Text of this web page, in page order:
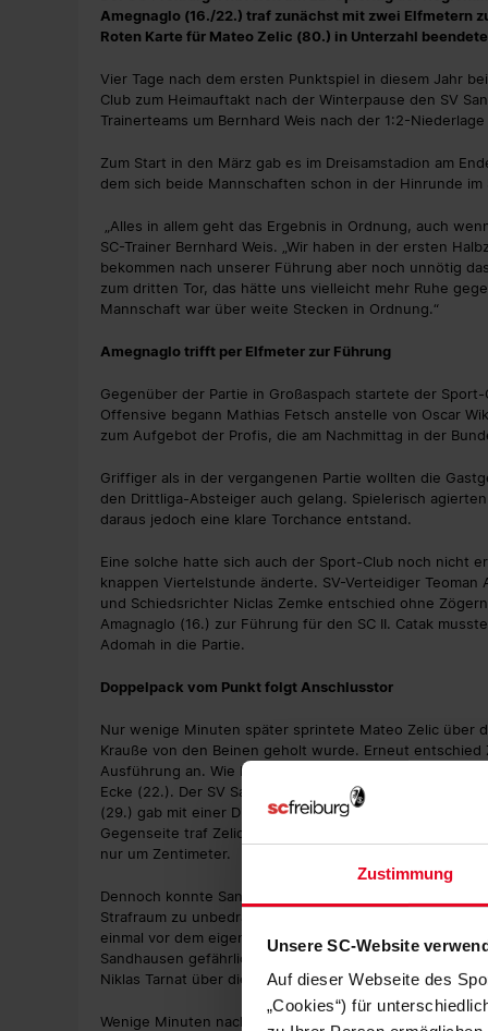
Zustimmung
Unsere SC-Website
Auf dieser Webseite des
„Cookies“) für
Amegnaglo (16./22.) traf zunächst mit zwei Elfmetern
Roten Karte für Mateo Zelic (80.) in Unterzahl
Vier Tage nach dem ersten Punktspiel in diesem Jahr
Club zum Heimauftakt nach der Winterpause den SV
Trainerteams um Bernhard Weis nach der 1:2-
Zum Start in den März gab es im Dreisamstadion am
dem sich beide Mannschaften schon in der Hinrunde
„Alles in allem geht das Ergebnis in Ordnung, auch
SC-Trainer Bernhard Weis. „Wir haben in der ersten
bekommen nach unserer Führung aber noch unnötig
zum dritten Tor, das hätte uns vielleicht mehr Ruhe
Mannschaft war über weite Stecken in Ordnung.“
Amegnaglo trifft per Elfmeter zur Führung
Gegenüber der Partie in Großaspach startete der
Offensive begann Mathias Fetsch anstelle von Oscar
zum Aufgebot der Profis, die am Nachmittag in der
Griffiger als in der vergangenen Partie wollten die
den Drittliga-Absteiger auch gelang. Spielerisch
daraus jedoch eine klare Torchance entstand.
Eine solche hatte sich auch der Sport-Club noch nicht
knappen Viertelstunde änderte. SV-Verteidiger
und Schiedsrichter Niclas Zemke entschied ohne
Amagnaglo (16.) zur Führung für den SC II. Catak
Adomah in die Partie.
Doppelpack vom Punkt folgt Anschlusstor
Nur wenige Minuten später sprintete Mateo Zelic über
Krauße von den Beinen geholt wurde. Erneut
Ausführung an. Wie beim ersten Mal verwandelte der
Ecke (22.). Der SV Sandhausen brauchte eine gewisse
(29.) gab mit einer Direktabnahme den nächsten
Gegenseite traf Zelic kurz darauf das Außennetz, und
nur um Zentimeter.
Dennoch konnte Sandhausen noch vor der Pause
Strafraum zu unbedrängte Jahn Herrmann (39.) aus
einmal vor dem eigenen Strafraum bei einem
Sandhausen gefährlich. Ein Kopfball von Kolbe ging
Niklas Tarnat über die Latte.
Wenige Minuten nach dem Wiederanpfiff bot sich dem